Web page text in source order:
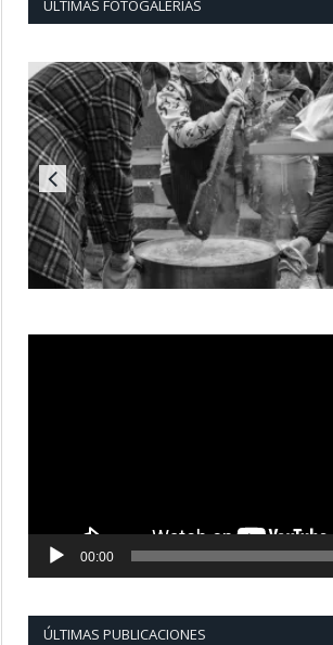
ÚLTIMAS FOTOGALERÍAS
00:00
ÚLTIMAS PUBLICACIONES